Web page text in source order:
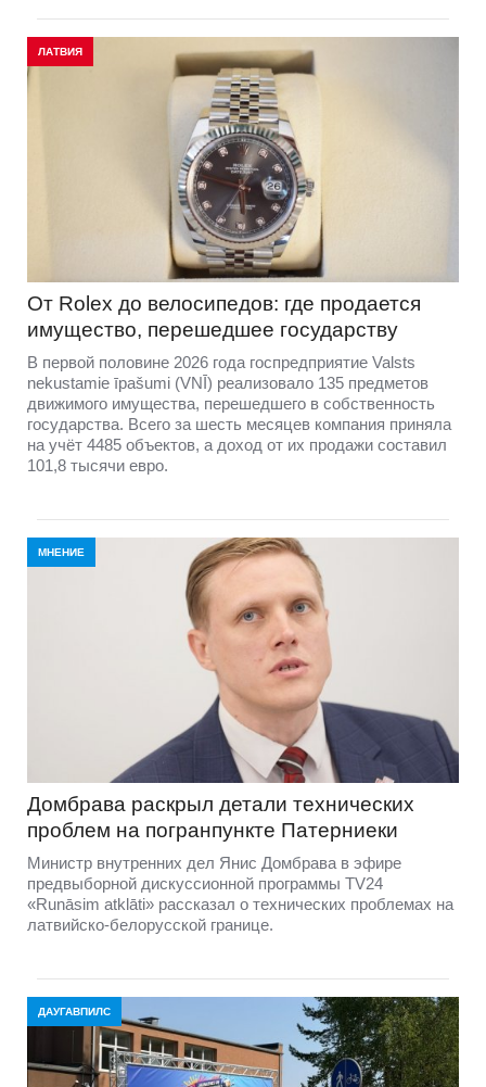
ЛАТВИЯ
От Rolex до велосипедов: где продается
имущество, перешедшее государству
В первой половине 2026 года госпредприятие Valsts
nekustamie īpašumi (VNĪ) реализовало 135 предметов
движимого имущества, перешедшего в собственность
государства. Всего за шесть месяцев компания приняла
на учёт 4485 объектов, а доход от их продажи составил
101,8 тысячи евро.
МНЕНИЕ
Домбравa раскрыл детали технических
проблем на погранпункте Патерниеки
Министр внутренних дел Янис Домбрава в эфире
предвыборной дискуссионной программы TV24
«Runāsim atklāti» рассказал о технических проблемах на
латвийско-белорусской границе.
ДАУГАВПИЛС